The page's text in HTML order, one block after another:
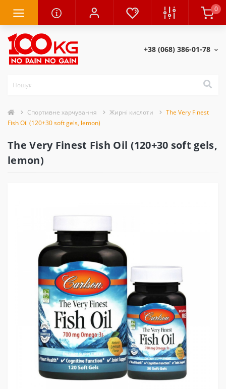
0
+38 (068) 386-01-78
Спортивне харчування Жирні кислоти
The Very Finest
Fish Oil (120+30 soft gels, lemon)
The Very Finest Fish Oil (120+30 soft gels,
lemon)